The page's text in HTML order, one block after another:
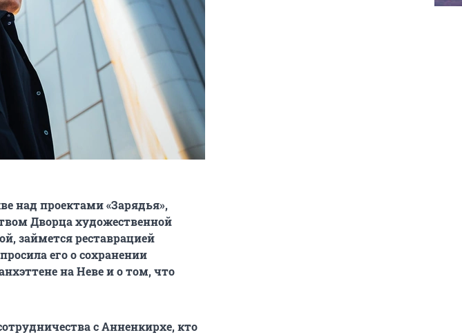
над проектами «Зарядья»,
Дворца художественной
займется реставрацией
его о сохранении
на Неве и о том, что
с Анненкирхе, кто